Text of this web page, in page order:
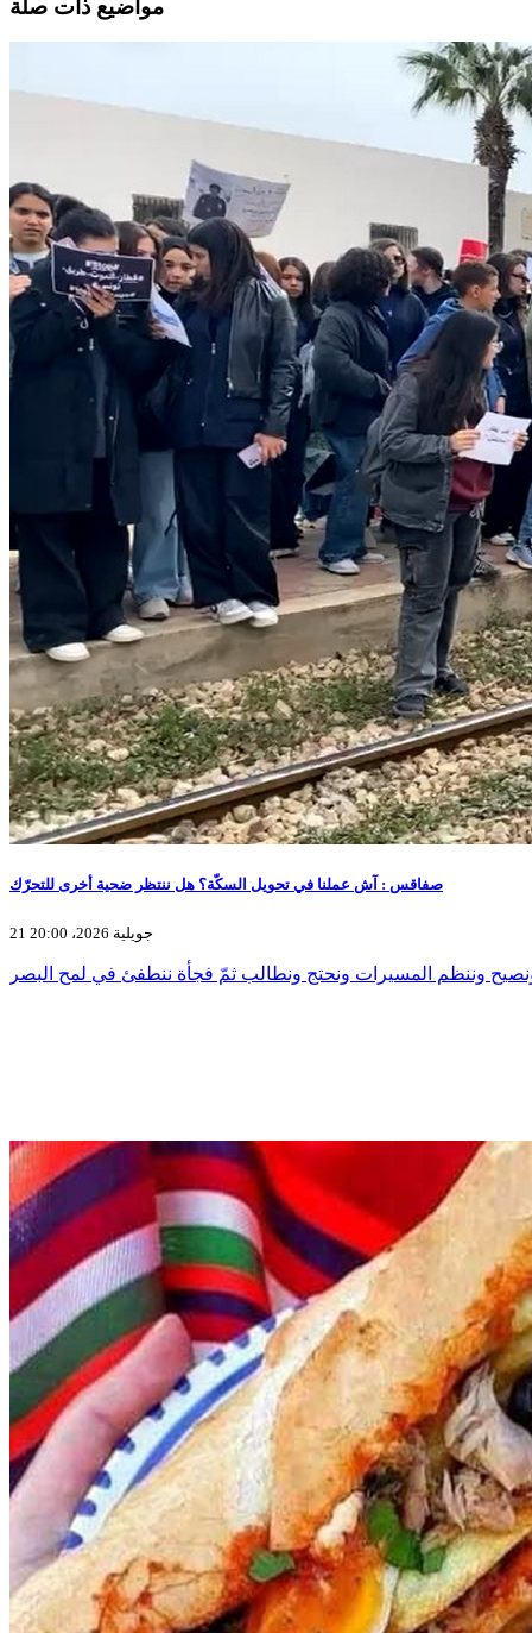
مواضيع ذات صلة
صفاقس : آش عملنا في تحويل السكّة؟ هل ننتظر ضحية أخرى للتحرّك
21 جويلية 2026، 20:00